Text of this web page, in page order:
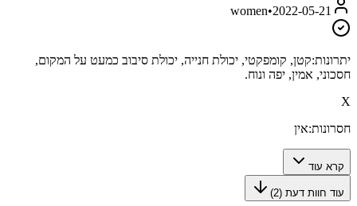
women•2022-05-21
יתרונות:קטן, קומפקטי, יכולת חנייה, יכולת סיבוב כמעט על המקום,
חסכוני, אמין, יפה ונוח.
X
חסרונות:אין
קרא עוד
עוד חוות דעת (2
)